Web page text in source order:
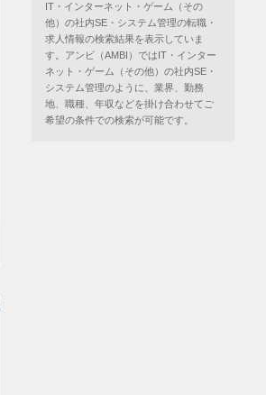
IT・インターネット・ゲーム（その
他）の社内SE・システム管理の転職・
求人情報の検索結果を表示していま
す。アンビ（AMBI）ではIT・インター
ネット・ゲーム（その他）の社内SE・
システム管理のように、業界、勤務
地、職種、年収などを掛け合わせてご
希望の条件での検索が可能です。